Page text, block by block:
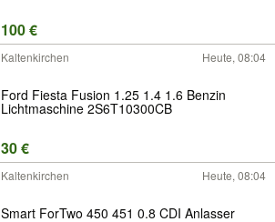
100 €
Kaltenkirchen Heute, 08:04
Ford Fiesta Fusion 1.25 1.4 1.6 Benzin
Lichtmaschine 2S6T10300CB
30 €
Kaltenkirchen Heute, 08:04
Smart ForTwo 450 451 0.8 CDI Anlasser